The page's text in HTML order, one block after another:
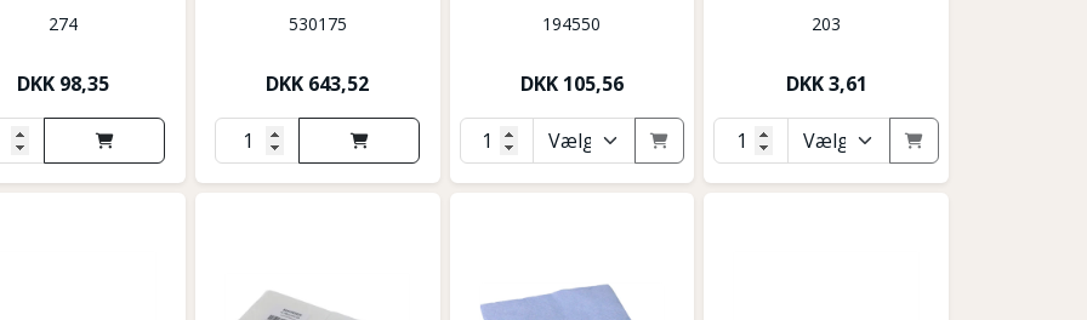
274
DKK 98,35
530175
DKK 643,52
194550
DKK 105,56
203
DKK3,61